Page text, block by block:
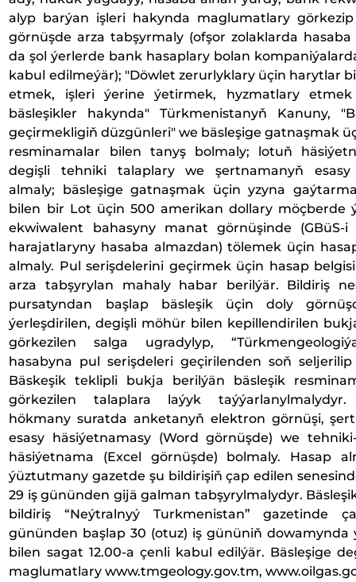
alyp barýan işleri hakynda maglumatlary görkezip
görnüşde arza tabşyrmaly (ofşor zolaklarda
da şol ýerlerde bank hasaplary bolan
kabul edilmeýär); "Döwlet zerurlyklary üçin harytlar
etmek, işleri ýerine ýetirmek, hyzmatlary etmek
bäsleşikler hakynda" Türkmenistanyň Kanuny,
geçirmekligiň düzgünleri" we bäsleşige gatnaşmak
resminamalar bilen tanyş bolmaly; lotuň
degişli tehniki talaplary we şertnamanyň esasy
almaly; bäsleşige gatnaşmak üçin yzyna
bilen bir Lot üçin 500 amerikan dollary möçberde
ekwiwalent bahasyny manat görnüşinde (GBüS-
harajatlaryny hasaba almazdan) tölemek üçin
almaly. Pul serişdelerini geçirmek üçin hasap
arza tabşyrylan mahaly habar berilýär. Bildiriş
pursatyndan başlap bäsleşik üçin doly
ýerleşdirilen, degişli möhür bilen kepillendirilen
görkezilen salga ugradylyp,
hasabyna pul serişdeleri geçirilenden soň seljerilip
Bäskeşik teklipli bukja berilýän bäsleşik
görkezilen talaplara laýyk taýýarlanylmalydyr.
hökmany suratda anketanyň elektron görnüşi,
esasy häsiýetnamasy (Word görnüşde) we
häsiýetnama (Excel görnüşde) bolmaly. Hasap
ýüztutmany gazetde şu bildirişiň çap edilen
29 iş gününden gijä galman tabşyrylmalydyr.
bildiriş “Neýtralnyý Turkmenistan” gazetinde
gününden başlap 30 (otuz) iş gününiň dowamynda
bilen sagat 12.00-a çenli kabul edilýär. Bäsleşige
maglumatlary www.tmgeology.gov.tm,